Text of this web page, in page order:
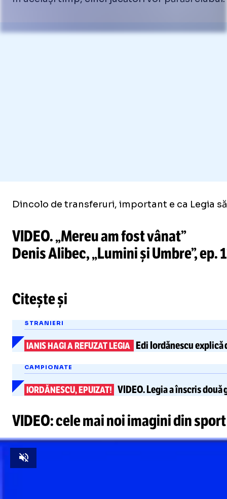
Dincolo de transferuri, important e ca Legia
VIDEO. „Mereu am fost vânat”
Denis Alibec, „Lumini și Umbre”,
Citește și
STRANIERI
IANIS HAGI A REFUZAT LEGIA Edi Iordănescu
CAMPIONATE
IORDĂNESCU, EPUIZAT! VIDEO.Legia a înscris două
VIDEO: cele mai noi imagini din sport
Unmute